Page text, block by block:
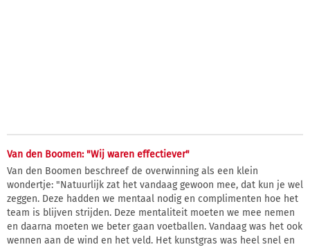
Van den Boomen: "Wij waren effectiever"
Van den Boomen beschreef de overwinning als een klein
wondertje: "Natuurlijk zat het vandaag gewoon mee, dat kun je wel
zeggen. Deze hadden we mentaal nodig en complimenten hoe het
team is blijven strijden. Deze mentaliteit moeten we mee nemen
en daarna moeten we beter gaan voetballen. Vandaag was het ook
wennen aan de wind en het veld. Het kunstgras was heel snel en